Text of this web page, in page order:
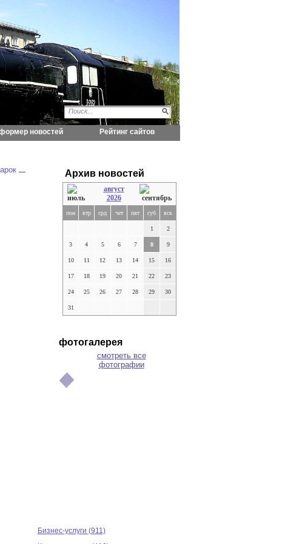
новостей Рейтинг сайтов
Архив новостей
август
2026
пон втр срд чет пят суб вск
1 2
3 4 5 6 7 8 9
10 11 12 13 14 15 16
17 18 19 20 21 22 23
24 25 26 27 28 29 30
31
фотогалерея
смотреть все
фотографии
Бизнес-услуги (911)